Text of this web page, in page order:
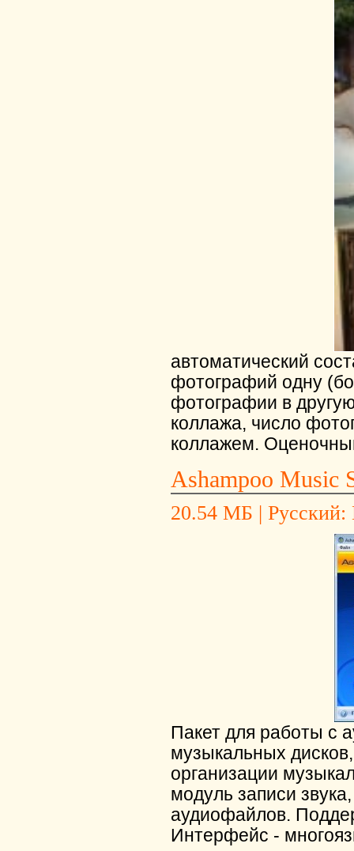
автоматический
фотографий одну
фотографии в
коллажа, число
коллажем.
Ashampoo Music
20.54 МБ | Русский:
Пакет для работы с
музыкальных
организации
модуль записи
аудиофайлов.
Интерфейс -